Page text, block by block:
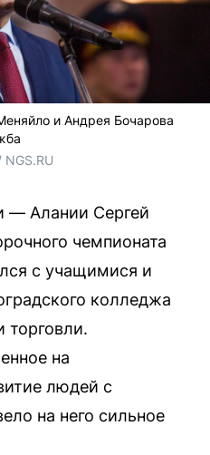
и Андрея Бочарова
— Алании Сергей
чемпионата
с учащимися и
колледжа
торговли.
на
людей с
на него сильное